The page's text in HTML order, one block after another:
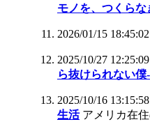
モノを、つくらな
2026/01/15 18:45:02
2025/10/27 12:25:09
ら抜けられない僕-
2025/10/16 13:15:58
生活 アメリカ在